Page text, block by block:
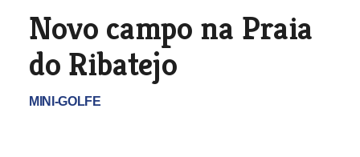
Novo campo na Praia
do Ribatejo
MINI-GOLFE